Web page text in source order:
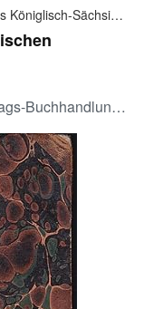
Lehrbuch des Königlisch-Sächsischen Privatrechts
1829